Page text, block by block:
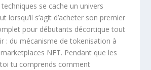
se cache un univers
lorsqu’il s’agit d’acheter son premier
pour débutants décortique tout
: du mécanisme de tokenisation à
NFT. Pendant que les
tu comprends comment